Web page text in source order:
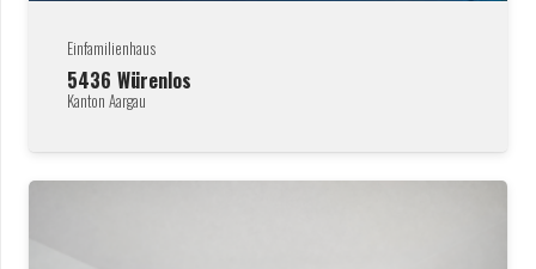
Einfamilienhaus
5436 Würenlos
Kanton Aargau